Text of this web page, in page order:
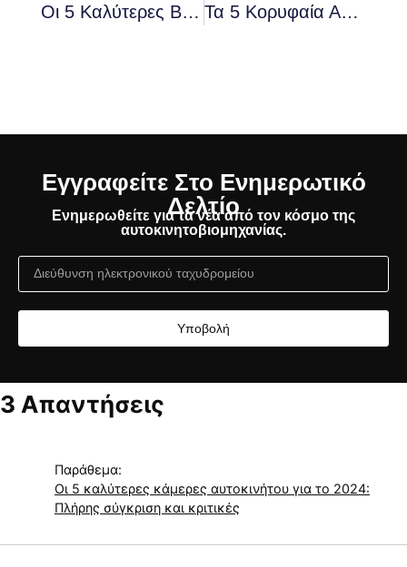
Οι 5 Καλύτερες Βάσεις Κινητών Τηλεφώνων Αυτοκινήτου Το 2025: Ασφάλεια, Σταθερότητα Και Άνεση Τα 5 Κορυφαία Αποσμητικά Χώρου Αυτοκινήτου Που Πρέπει Να Δοκιμάσετε Το 2025: Πείτε Αντίο Στις Άσχημες Μυρωδιές!
Εγγραφείτε Στο Ενημερωτικό
Δελτίο
Ενημερωθείτε για τα νέα από τον κόσμο της
αυτοκινητοβιομηχανίας.
Υποβολή
3 Απαντήσεις
Παράθεμα:
Οι 5 καλύτερες κάμερες αυτοκινήτου για το 2024:
Πλήρης σύγκριση και κριτικές